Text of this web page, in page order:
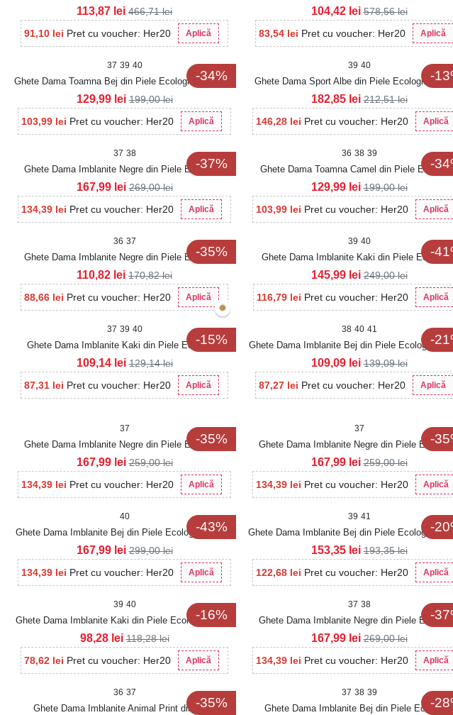
Sadora
91,10 lei Pret cu voucher: Her20 Aplică
113,87 lei 466,71lei
83,54 lei Pret cu voucher: Her20 Aplică
104,42 lei 578,56lei
-34%
37 39 40
Ghete Dama Toamna Bej din Piele Ecologica Moksha
103,99 lei Pret cu voucher: Her20 Aplică
129,99 lei 199,00lei
-
39 40
Ghete Dama Sport Albe din Piele Ecologica
146,28 lei Pret cu voucher: Her20 Aplică
182,85 lei 212,51lei
-37%
37 38
Ghete Dama Imblanite Negre din Piele Ecologica
Intoarsa Naina2
134,39 lei Pret cu voucher: Her20 Aplică
167,99 lei 269,00lei
-
36 38 39
Ghete Dama Toamna Camel din Piele
Moksha
103,99 lei Pret cu voucher: Her20 Aplică
129,99 lei 199,00lei
-35%
36 37
Ghete Dama Imblanite Negre din Piele Ecologica
Zaela
88,66 lei Pret cu voucher: Her20 Aplică
110,82 lei 170,82lei
-
39 40
Ghete Dama Imblanite Kaki din Piele
Intoarsa Manki
116,79 lei Pret cu voucher: Her20 Aplică
145,99 lei 249,00lei
-15%
37 39 40
Ghete Dama Imblanite Kaki din Piele Ecologica
Intoarsa Evaley
87,31 lei Pret cu voucher: Her20 Aplică
109,14 lei 129,14lei
-
38 40 41
Ghete Dama Imblanite Bej din Piele Ecologica
87,27 lei Pret cu voucher: Her20 Aplică
109,09 lei 139,09lei
-35%
37
Ghete Dama Imblanite Negre din Piele Ecologica
Kyomi
134,39 lei Pret cu voucher: Her20 Aplică
167,99 lei 259,00lei
-
37
Ghete Dama Imblanite Negre din Piele
Intoarsa Kyomi2
134,39 lei Pret cu voucher: Her20 Aplică
167,99 lei 259,00lei
-43%
40
Ghete Dama Imblanite Bej din Piele Ecologica Lucya
134,39 lei Pret cu voucher: Her20 Aplică
167,99 lei 299,00lei
-
39 41
Ghete Dama Imblanite Bej din Piele Ecologica
Jonelle2
122,68 lei Pret cu voucher: Her20 Aplică
153,35 lei 193,35lei
-16%
39 40
Ghete Dama Imblanite Kaki din Piele Ecologica Alise
78,62 lei Pret cu voucher: Her20 Aplică
98,28 lei 118,28lei
-
37 38
Ghete Dama Imblanite Negre din Piele
Louella2
134,39 lei Pret cu voucher: Her20 Aplică
167,99 lei 269,00lei
-35%
36 37
Ghete Dama Imblanite Animal Print din Piele
-
37 38 39
Ghete Dama Imblanite Bej din Piele